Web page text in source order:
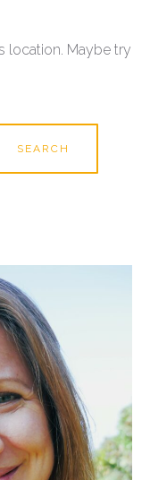
location. Maybe try